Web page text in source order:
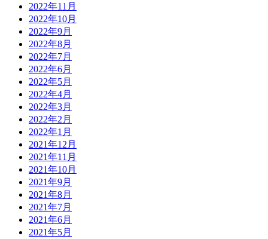
2022年11月
2022年10月
2022年9月
2022年8月
2022年7月
2022年6月
2022年5月
2022年4月
2022年3月
2022年2月
2022年1月
2021年12月
2021年11月
2021年10月
2021年9月
2021年8月
2021年7月
2021年6月
2021年5月